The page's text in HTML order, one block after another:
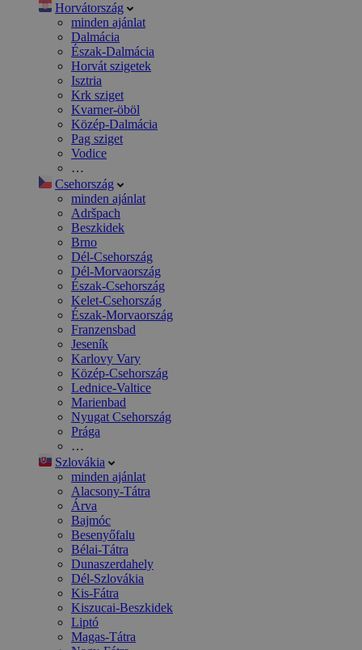
Horvátország
minden ajánlat
Dalmácia
Észak-Dalmácia
Horvát szigetek
Isztria
Krk sziget
Kvarner-öböl
Közép-Dalmácia
Pag sziget
Vodice
…
Csehország
minden ajánlat
Adršpach
Beszkidek
Brno
Dél-Csehország
Dél-Morvaország
Észak-Csehország
Kelet-Csehország
Észak-Morvaország
Franzensbad
Jeseník
Karlovy Vary
Közép-Csehország
Lednice-Valtice
Marienbad
Nyugat Csehország
Prága
…
Szlovákia
minden ajánlat
Alacsony-Tátra
Árva
Bajmóc
Besenyőfalu
Bélai-Tátra
Dunaszerdahely
Dél-Szlovákia
Kis-Fátra
Kiszucai-Beszkidek
Liptó
Magas-Tátra